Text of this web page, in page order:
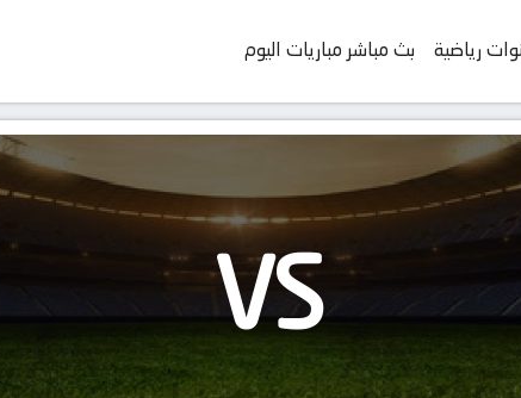
رياضية بث مباشر مباريات اليوم
VS